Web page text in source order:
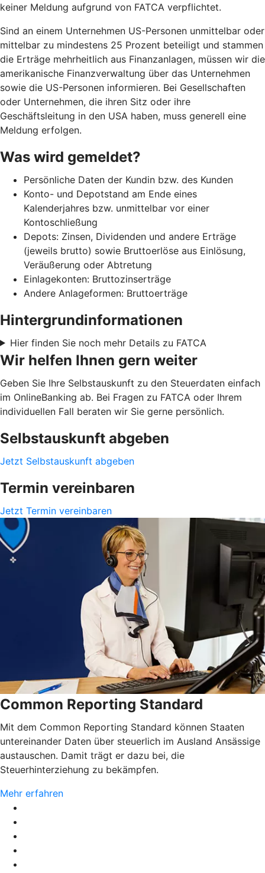
keiner Meldung aufgrund von FATCA verpflichtet.
Sind an einem Unternehmen US-Personen unmittelbar oder
mittelbar zu mindestens 25 Prozent beteiligt und stammen
die Erträge mehrheitlich aus Finanzanlagen, müssen wir die
amerikanische Finanzverwaltung über das Unternehmen
sowie die US-Personen informieren. Bei Gesellschaften
oder Unternehmen, die ihren Sitz oder ihre
Geschäftsleitung in den USA haben, muss generell eine
Meldung erfolgen.
Was wird gemeldet?
Persönliche Daten der Kundin bzw. des Kunden
Konto- und Depotstand am Ende eines
Kalenderjahres bzw. unmittelbar vor einer
Kontoschließung
Depots: Zinsen, Dividenden und andere Erträge
(jeweils brutto) sowie Bruttoerlöse aus Einlösung,
Veräußerung oder Abtretung
Einlagekonten: Bruttozinserträge
Andere Anlageformen: Bruttoerträge
Hintergrundinformationen
Hier finden Sie noch mehr Details zu FATCA
Wir helfen Ihnen gern weiter
Geben Sie Ihre Selbstauskunft zu den Steuerdaten einfach
im OnlineBanking ab. Bei Fragen zu FATCA oder Ihrem
individuellen Fall beraten wir Sie gerne persönlich.
Selbstauskunft abgeben
Jetzt Selbstauskunft abgeben
Termin vereinbaren
Jetzt Termin vereinbaren
Common Reporting Standard
Mit dem Common Reporting Standard können Staaten
untereinander Daten über steuerlich im Ausland Ansässige
austauschen. Damit trägt er dazu bei, die
Steuerhinterziehung zu bekämpfen.
Mehr erfahren